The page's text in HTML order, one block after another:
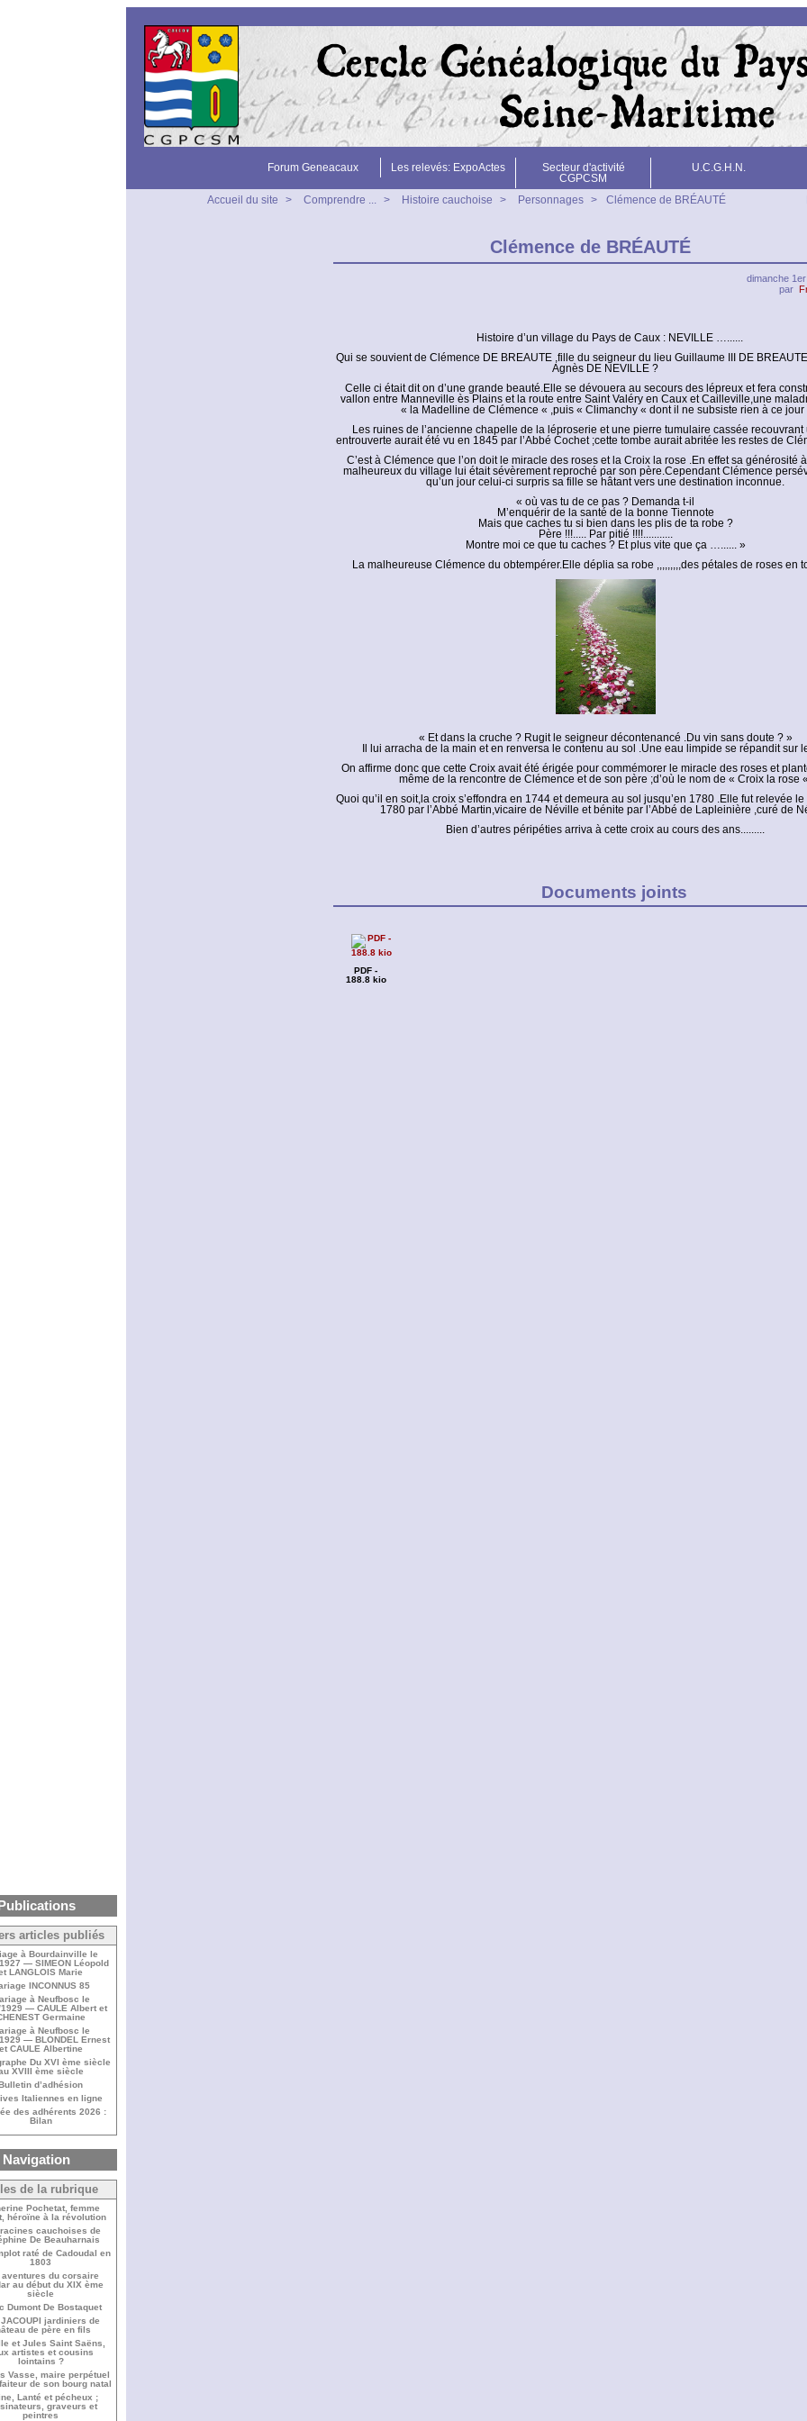
Forum Geneacaux Les relevés: ExpoActes
Secteur d'activité
CGPCSM
U.C.G.H.N.
Accueil du site > Comprendre ... > Histoire cauchoise > Personnages > Clémence de BRÉAUTÉ
Clémence de BRÉAUTÉ
dimanche
par
Histoire d’un village du Pays de Caux : NEVILLE …......
Qui se souvient de Clémence DE BREAUTE ,fille du seigneur du lieu Guillaume III DE
Agnès DE NEVILLE ?
Celle ci était dit on d’une grande beauté.Elle se dévouera au secours des lépreux et fera
vallon entre Manneville ès Plains et la route entre Saint Valéry en Caux et Cailleville,une
« la Madelline de Clémence « ,puis « Climanchy « dont il ne subsiste rien à ce jour
Les ruines de l’ancienne chapelle de la léproserie et une pierre tumulaire cassée recouvrant
entrouverte aurait été vu en 1845 par l’Abbé Cochet ;cette tombe aurait abritée les restes de
C’est à Clémence que l’on doit le miracle des roses et la Croix la rose .En effet sa générosité
malheureux du village lui était sévèrement reproché par son père.Cependant Clémence
qu’un jour celui-ci surpris sa fille se hâtant vers une destination inconnue.
« où vas tu de ce pas ? Demanda t-il
M’enquérir de la santé de la bonne Tiennote
Mais que caches tu si bien dans les plis de ta robe ?
Père !!!..... Par pitié !!!!...........
Montre moi ce que tu caches ? Et plus vite que ça …...... »
La malheureuse Clémence du obtempérer.Elle déplia sa robe ,,,,,,,,,des pétales de roses en
« Et dans la cruche ? Rugit le seigneur décontenancé .Du vin sans doute ? »
Il lui arracha de la main et en renversa le contenu au sol .Une eau limpide se répandit sur
On affirme donc que cette Croix avait été érigée pour commémorer le miracle des roses et
même de la rencontre de Clémence et de son père ;d’où le nom de « Croix la rose «
Quoi qu’il en soit,la croix s’effondra en 1744 et demeura au sol jusqu’en 1780 .Elle fut relevée
1780 par l’Abbé Martin,vicaire de Néville et bénite par l’Abbé de Lapleinière ,curé de
Bien d’autres péripéties arriva à cette croix au cours des ans.........
Documents joints
PDF -
188.8 kio
articles publiés
à Bourdainville le
— SIMEON Léopold
LANGLOIS Marie
INCONNUS 85
à Neufbosc le
— CAULE Albert et
Germaine
à Neufbosc le
— BLONDEL Ernest
CAULE Albertine
Du XVI ème siècle
XVIII ème siècle
d’adhésion
Italiennes en ligne
des adhérents 2026 :
Bilan
Navigation
de la rubrique
Pochetat, femme
héroïne à la révolution
cauchoises de
De Beauharnais
raté de Cadoudal en
1803
du corsaire
au début du XIX ème
siècle
Dumont De Bostaquet
jardiniers de
de père en fils
et Jules Saint Saëns,
artistes et cousins
lointains ?
Vasse, maire perpétuel
de son bourg natal
Lanté et pécheux ;
graveurs et
peintres